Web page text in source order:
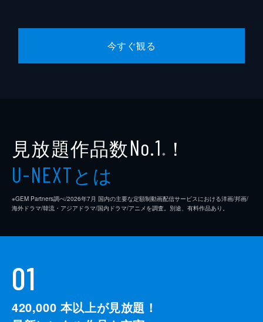
今すぐ観る
見放題作品数No.1 ※ ！
U-NEXTとは
※GEM Partners調べ/2026年7⽉ 国内の主要な定額制動画配信サービスにおける洋画/邦画/
海外ドラマ/韓流・アジアドラマ/国内ドラマ/アニメを調査。別途、有料作品あり。
01
420,000 本以上が見放題！